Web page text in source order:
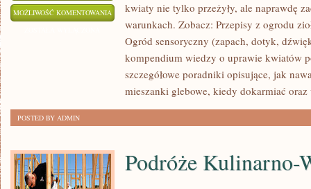
MOŻLIWOŚĆ KOMENTOWANIA OGRÓD
WIEJSKI
kwiaty nie tylko przeżyły, ale naprawdę
warunkach. Zobacz: Przepisy z ogrodu
Ogród sensoryczny (zapach, dotyk,
kompendium wiedzy o uprawie kwiatów
szczegółowe poradniki opisujące, jak
mieszanki glebowe, kiedy dokarmiać
POSTED BY ADMIN
Podróże Kulinarno-